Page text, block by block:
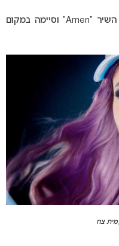
ייצגה את ישראל ב-1995 עם השיר “Amen” וסיימה במקום
צח